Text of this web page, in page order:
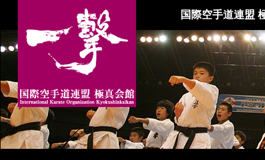
国際空手道連盟